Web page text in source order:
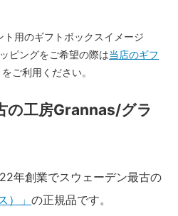
ピングをご希望の際は当店のギフ
ご利用ください。
の工房Grannas/グラ
年創業でスウェーデン最古の
）」 の正規品です。